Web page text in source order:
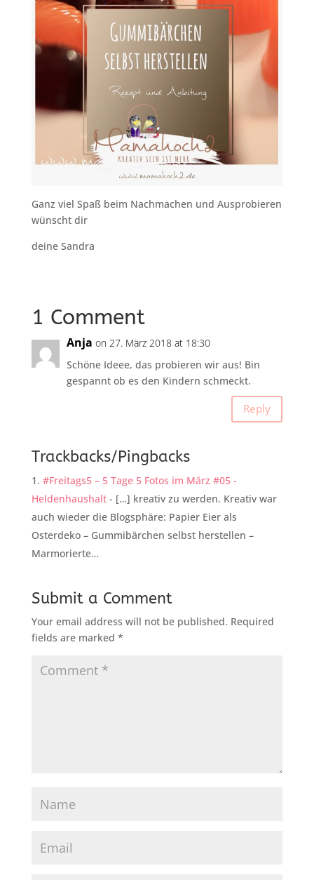
Ganz viel Spaß beim Nachmachen und Ausprobieren
wünscht dir
deine Sandra
1 Comment
Anja on 27. März 2018 at 18:30
Schöne Ideee, das probieren wir aus! Bin
gespannt ob es den Kindern schmeckt.
Reply
Trackbacks/Pingbacks
#Freitags5 – 5 Tage 5 Fotos im März #05 -
Heldenhaushalt- […] kreativ zu werden. Kreativ war
auch wieder die Blogsphäre: Papier Eier als
Osterdeko – Gummibärchen selbst herstellen –
Marmorierte…
Submit a Comment
Your email address will not be published. Required
fields are marked *